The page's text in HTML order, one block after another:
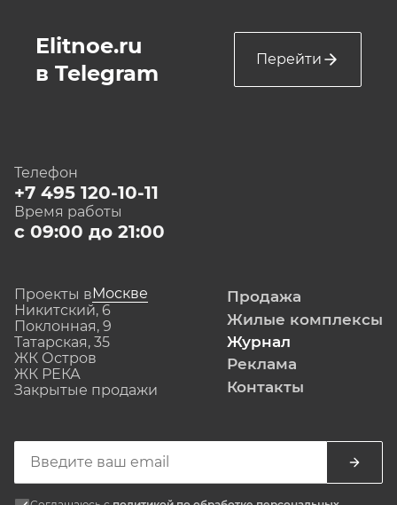
Elitnoe.ru
в Telegram
Перейти
Телефон
+7 495 120-10-11
Время работы
с 09:00 до 21:00
Проекты вМоскве
Никитский, 6
Поклонная, 9
Татарская, 35
ЖК Остров
ЖК РЕКА
Закрытые продажи
Продажа
Жилые комплексы
Журнал
Реклама
Контакты